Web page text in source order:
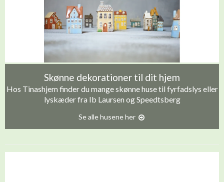
Skønne dekorationer til dit hjem
Hos Tinashjem finder du mange skønne huse til fyrfadslys eller
lyskæder fra Ib Laursen og Speedtsberg
Se alle husene her